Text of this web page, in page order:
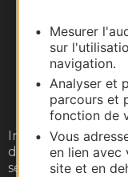
Mesurer
sur
navigation.
Analyser et
parcours et
fonction de
Vous
en lien avec
site et en
Inscrivez-vous
d'information
séjours, de visites